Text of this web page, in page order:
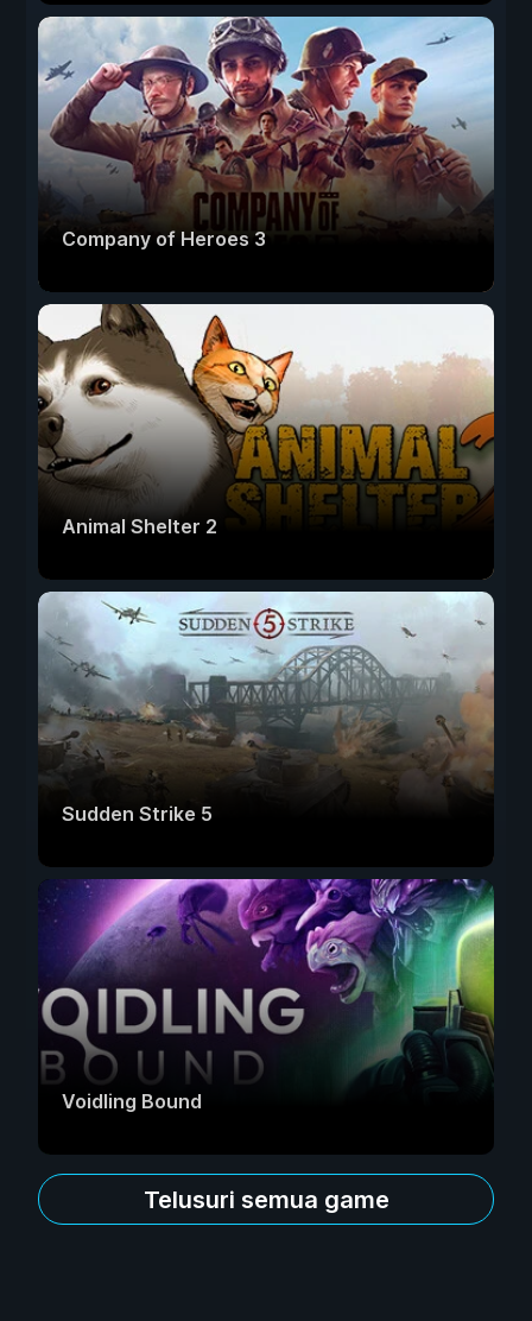
Company of Heroes 3
Animal Shelter 2
Sudden Strike 5
Voidling Bound
Telusuri semua game